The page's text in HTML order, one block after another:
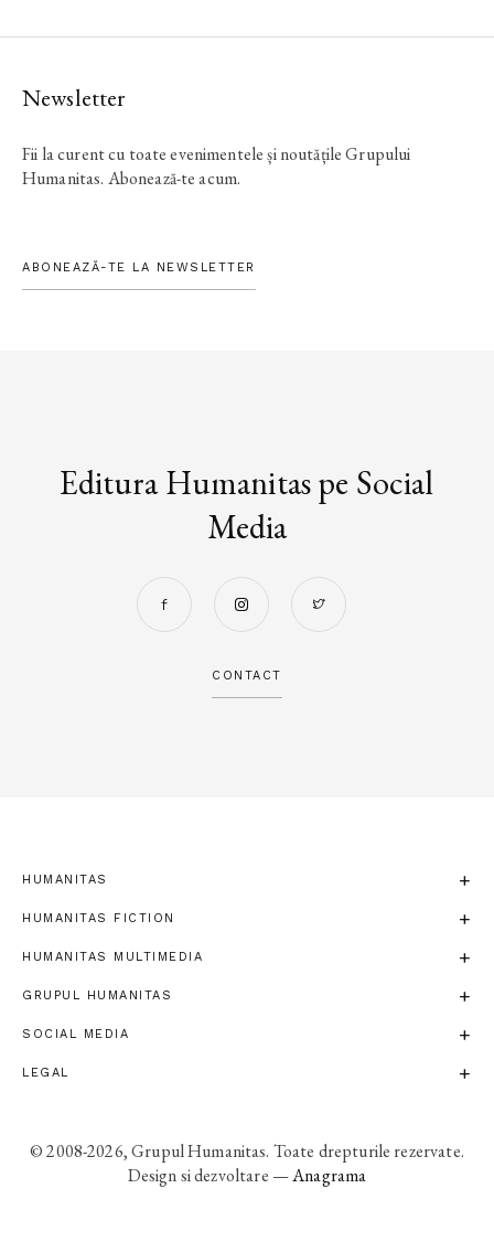
Newsletter
Fii la curent cu toate evenimentele și noutățile Grupului
Humanitas. Abonează-te acum.
ABONEAZĂ-TE LA NEWSLETTER
Editura Humanitas pe Social
Media
CONTACT
HUMANITAS
HUMANITAS FICTION
HUMANITAS MULTIMEDIA
GRUPUL HUMANITAS
SOCIAL MEDIA
LEGAL
© 2008-2026, Grupul Humanitas. Toate drepturile rezervate.
Design si dezvoltare —Anagrama